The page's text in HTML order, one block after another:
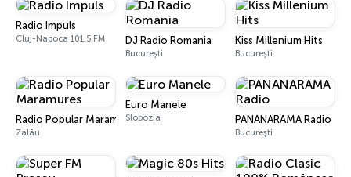
Radio Impuls
Cluj-Napoca 101.5 FM DJ Radio Romania
București
Kiss Millenium Hits
București
Radio Popular Maramures
Zalău
Euro Manele
Slobozia PANANARAMA Radio
București